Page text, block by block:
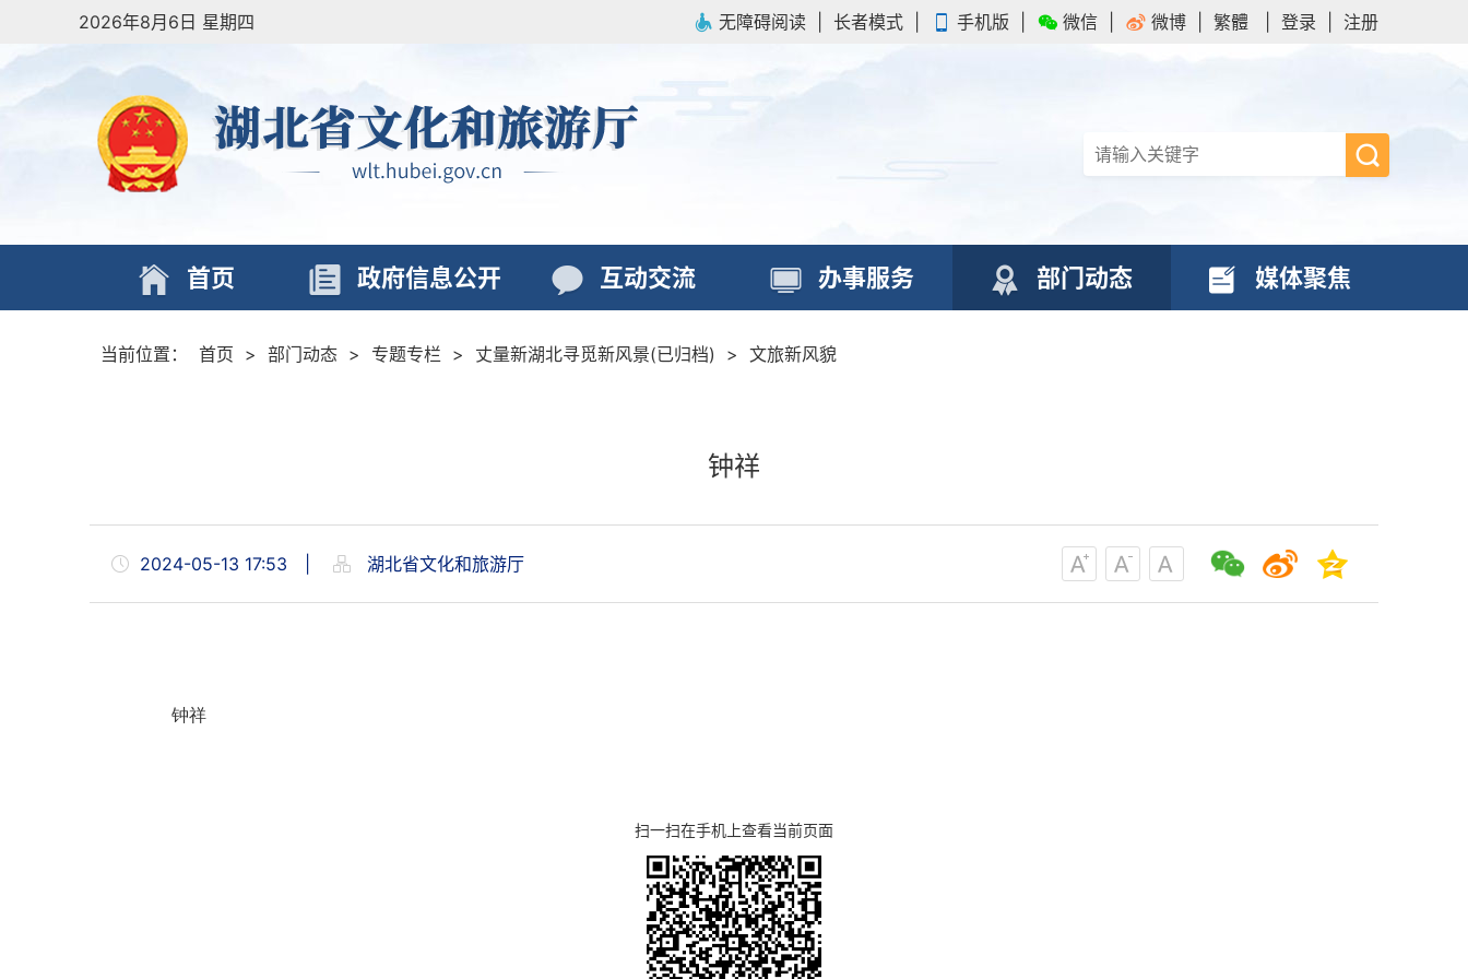
2026年8月6日 星期四 无障碍阅读 长者模式 手机版 微信 微博 繁體 登录 注册
首页 政府信息公开 互动交流 办事服务 部门动态 媒体聚焦
当前位置： 首页 > 部门动态 > 专题专栏 > 丈量新湖北寻觅新风景(已归档) > 文旅新风貌
钟祥
2024-05-13 17:53 湖北省文化和旅游厅
钟祥
扫一扫在手机上查看当前页面